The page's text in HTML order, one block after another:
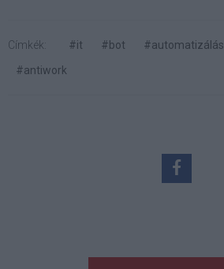
Címkék: #it #bot #automatizálás
#antiwork